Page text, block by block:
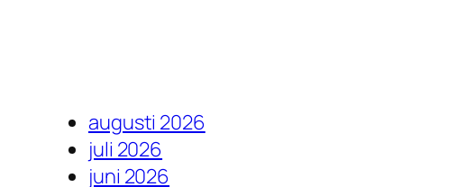
augusti 2026
juli 2026
juni 2026